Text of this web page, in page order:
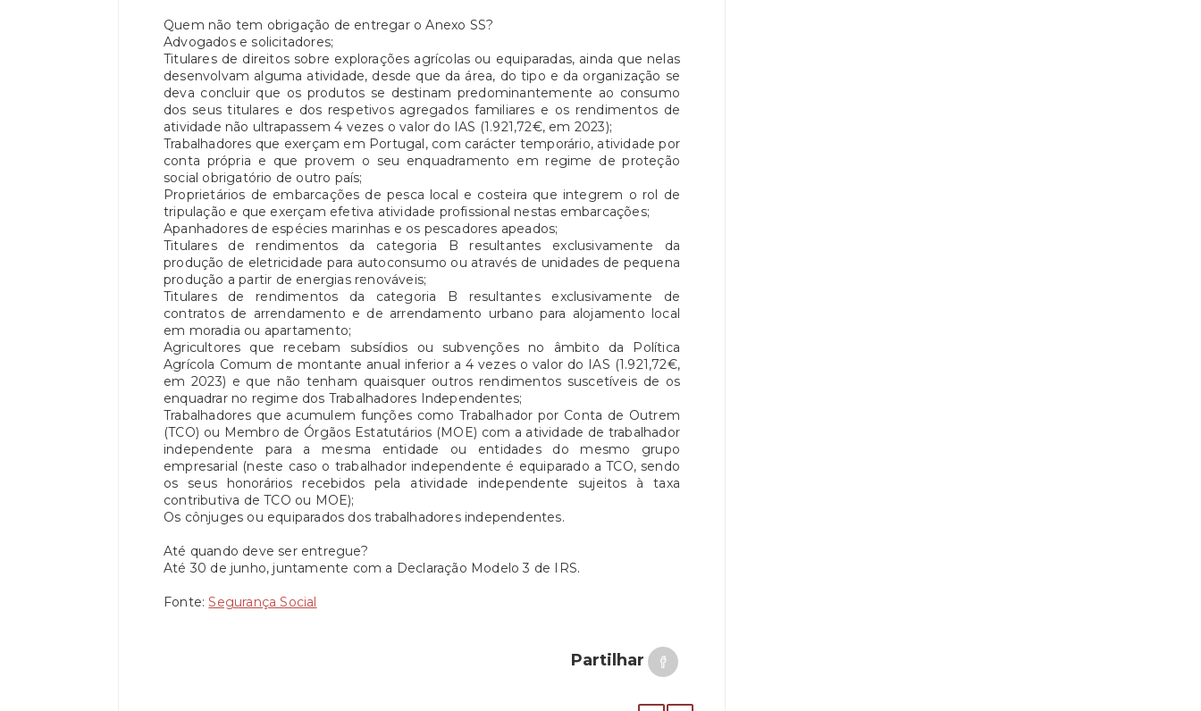
Quem não tem obrigação de entregar o Anexo SS?
Advogados e solicitadores;
Titulares de direitos sobre explorações agrícolas ou equiparadas, ainda que nelas
desenvolvam alguma atividade, desde que da área, do tipo e da organização se
deva concluir que os produtos se destinam predominantemente ao consumo
dos seus titulares e dos respetivos agregados familiares e os rendimentos de
atividade não ultrapassem 4 vezes o valor do IAS (1.921,72€, em 2023);
Trabalhadores que exerçam em Portugal, com carácter temporário, atividade por
conta própria e que provem o seu enquadramento em regime de proteção
social obrigatório de outro país;
Proprietários de embarcações de pesca local e costeira que integrem o rol de
tripulação e que exerçam efetiva atividade profissional nestas embarcações;
Apanhadores de espécies marinhas e os pescadores apeados;
Titulares de rendimentos da categoria B resultantes exclusivamente da
produção de eletricidade para autoconsumo ou através de unidades de pequena
produção a partir de energias renováveis;
Titulares de rendimentos da categoria B resultantes exclusivamente de
contratos de arrendamento e de arrendamento urbano para alojamento local
em moradia ou apartamento;
Agricultores que recebam subsídios ou subvenções no âmbito da Política
Agrícola Comum de montante anual inferior a 4 vezes o valor do IAS (1.921,72€,
em 2023) e que não tenham quaisquer outros rendimentos suscetíveis de os
enquadrar no regime dos Trabalhadores Independentes;
Trabalhadores que acumulem funções como Trabalhador por Conta de Outrem
(TCO) ou Membro de Órgãos Estatutários (MOE) com a atividade de trabalhador
independente para a mesma entidade ou entidades do mesmo grupo
empresarial (neste caso o trabalhador independente é equiparado a TCO, sendo
os seus honorários recebidos pela atividade independente sujeitos à taxa
contributiva de TCO ou MOE);
Os cônjuges ou equiparados dos trabalhadores independentes.
Até quando deve ser entregue?
Até 30 de junho, juntamente com a Declaração Modelo 3 de IRS.
Fonte:Segurança Social
Partilhar